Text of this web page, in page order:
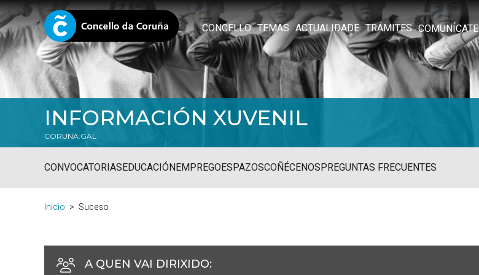
CONCELLO TEMAS ACTUALIDADE TRÁMITES COMUNÍCATE
INFORMACIÓN XUVENIL
CORUNA.GAL
CONVOCATORIASEDUCACIÓNEMPREGOESPAZOSCOÑÉCENOSPREGUNTAS FRECUENTES
Inicio Suceso
A QUEN VAI DIRIXIDO: